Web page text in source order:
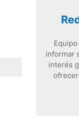
informar
interés